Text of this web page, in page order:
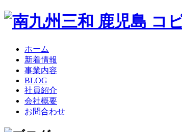
ホーム
新着情報
事業内容
BLOG
社員紹介
会社概要
お問合わせ